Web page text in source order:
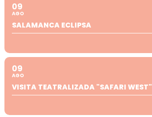
09
AGO
SALAMANCA ECLIPSA
09
AGO
VISITA TEATRALIZADA "SAFARI WEST"